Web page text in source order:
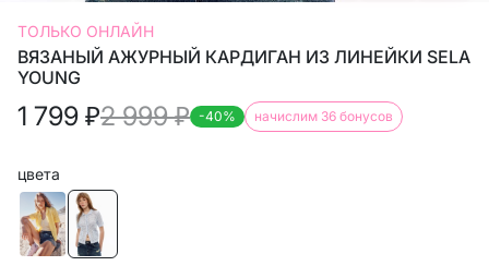
ТОЛЬКО ОНЛАЙН
ВЯЗАНЫЙ АЖУРНЫЙ КАРДИГАН ИЗ ЛИНЕЙКИ SELA
YOUNG
1 799 ₽2 999₽ -40% начислим 36 бонусов
цвета